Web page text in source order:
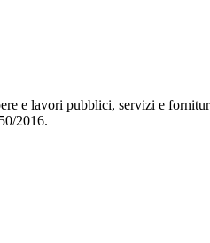
e lavori pubblici, servizi e
2016.